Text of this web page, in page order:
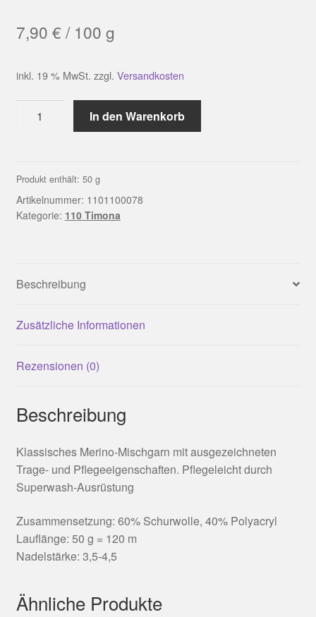
7,90 € / 100 g
inkl. 19 % MwSt. zzgl. Versandkosten
0078
|
ONline
In den Warenkorb
Produkt enthält: 50 g
Artikelnummer: 1101100078
Kategorie: 110 Timona
Beschreibung
Zusätzliche Informationen
Rezensionen (0)
Beschreibung
Klassisches Merino-Mischgarn mit ausgezeichneten
Trage- und Pflegeeigenschaften. Pflegeleicht durch
Superwash-Ausrüstung
Zusammensetzung: 60% Schurwolle, 40% Polyacryl
Lauflänge: 50 g = 120 m
Nadelstärke: 3,5-4,5
Ähnliche Produkte